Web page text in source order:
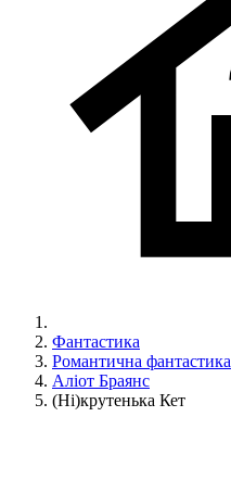
Фантастика
Романтична фантастика
Аліот Браянс
(Ні)крутенька Кет